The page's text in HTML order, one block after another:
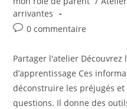
arrivantes
0 commentaire
Partager l'atelier
d’apprentissage Ces
déconstruire les préjugés et
questions. Il donne des